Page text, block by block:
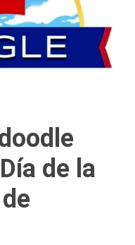
de la